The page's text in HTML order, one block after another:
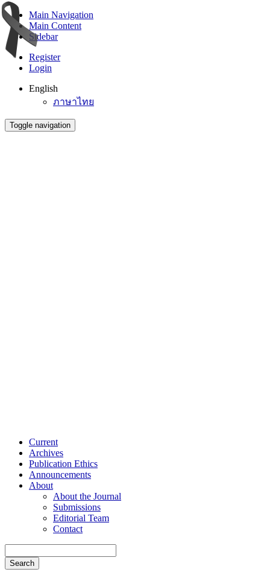
Main Navigation
Main Content
Sidebar
Register
Login
English
ภาษาไทย
Toggle navigation
Current
Archives
Publication Ethics
Announcements
About
About the Journal
Submissions
Editorial Team
Contact
Search